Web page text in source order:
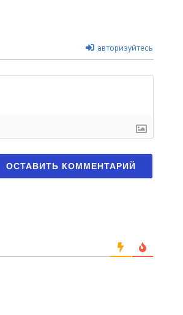
авторизуйтесь